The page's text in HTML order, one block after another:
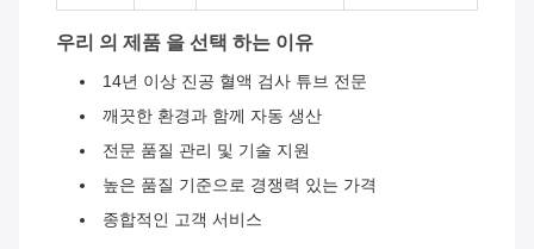
우리 의 제품 을 선택 하는 이유
14년 이상 진공 혈액 검사 튜브 전문
깨끗한 환경과 함께 자동 생산
전문 품질 관리 및 기술 지원
높은 품질 기준으로 경쟁력 있는 가격
종합적인 고객 서비스